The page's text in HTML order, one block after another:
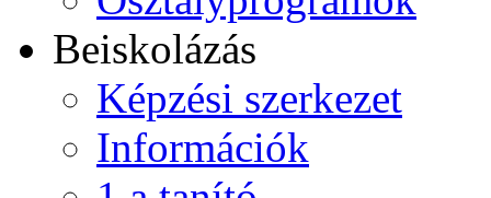
Beiskolázás
Képzési szerkezet
Információk